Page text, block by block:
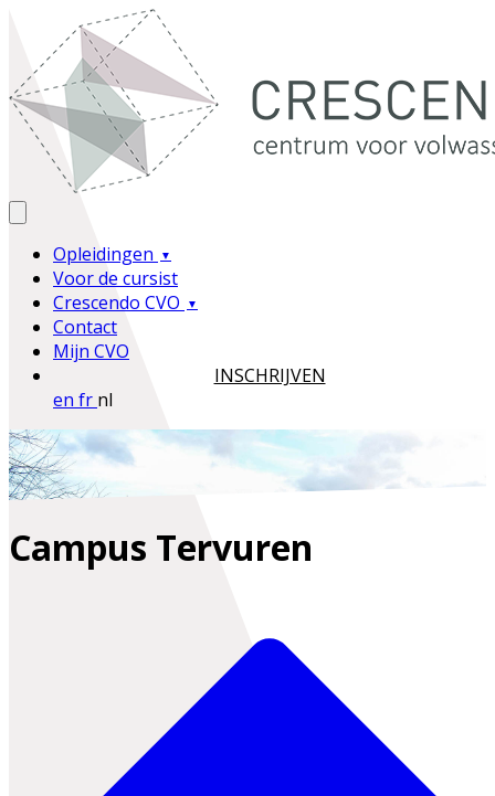
Opleidingen
Voor de cursist
Crescendo CVO
Contact
Mijn CVO
INSCHRIJVEN
en fr nl
Campus Tervuren